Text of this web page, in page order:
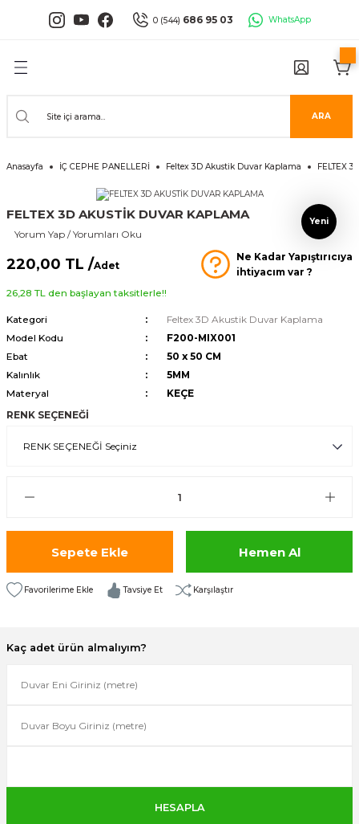
0 (544) 686 95 03 WhatsApp
Geri Dön
687
Serisi
Geri Dön
PANELLER
Geri Dön
Geri Dön
Geri Dön
Paneller
Geri Dön
ARA
Anasayfa İÇ CEPHE PANELLERİ Feltex 3D Akustik Duvar Kaplama FELTEX
Yeni
FELTEX 3D AKUSTİK DUVAR KAPLAMA
Yorum Yap / Yorumları Oku
220,00 TL /Adet
Ne Kadar Yapıştırıcıya
ihtiyacım var ?
26,28 TL den başlayan taksitlerle!!
Kategori
Feltex 3D Akustik Duvar Kaplama
Model Kodu
F200-MIX001
Ebat
50 x 50 CM
Kalınlık
5MM
Materyal
KEÇE
RENK SEÇENEĞİ
Sepete Ekle Hemen Al
Tavsiye Et Karşılaştır
Kaç adet ürün almalıyım?